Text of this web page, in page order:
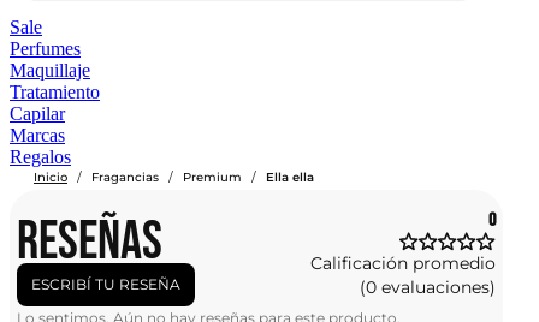
Sale
Perfumes
Maquillaje
Tratamiento
Capilar
Marcas
Regalos
Inicio / Fragancias / Premium / Ella ella
RESEÑAS
ESCRIBÍ TU RESEÑA
0
Calificación promedio
(0 evaluaciones)
Lo sentimos. Aún no hay reseñas para este producto.